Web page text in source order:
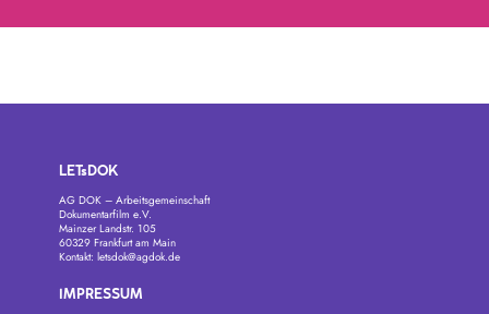
LETsDOK
AG DOK – Arbeitsgemeinschaft
Dokumentarfilm e.V.
Mainzer Landstr. 105
60329 Frankfurt am Main
Kontakt: letsdok@agdok.de
IMPRESSUM